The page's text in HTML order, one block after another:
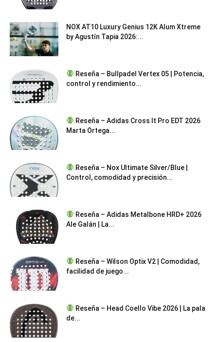
NOX AT10 Luxury Genius 12K Alum Xtreme
by Agustín Tapia 2026:...
Reseña – Bullpadel Vertex 05 | Potencia,
control y rendimiento...
Reseña – Adidas Cross It Pro EDT 2026
Marta Ortega...
Reseña – Nox Ultimate Silver/Blue |
Control, comodidad y precisión...
Reseña – Adidas Metalbone HRD+ 2026
Ale Galán | La...
Reseña – Wilson Optix V2 | Comodidad,
facilidad de juego...
Reseña – Head Coello Vibe 2026 | La pala
de...